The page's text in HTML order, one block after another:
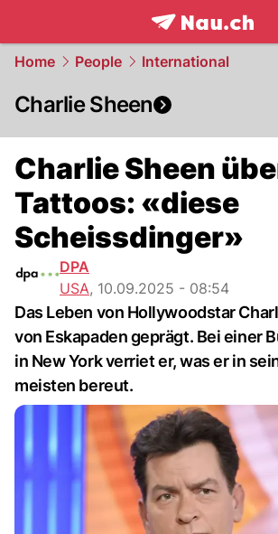
frontpage.
Home People International
Charlie Sheen
Charlie Sheen
Tattoos: «diese
Scheissdinger»
DPA
USA, 10.09.2025 - 08:54
Das Leben von Hollywoodstar
von Eskapaden geprägt. Bei einer
in New York verriet er, was er in
meisten bereut.